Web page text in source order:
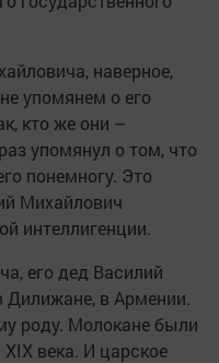
наверное,
упомянем о его
кто же они –
упомянул о том, что
понемногу. Это
Михайлович
интеллигенции.
его дед Василий
Дилижане, в Армении.
роду. Молокане были
века. И царское